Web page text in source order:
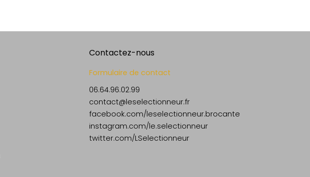
Contactez-nous
Formulaire de contact
06.64.96.02.99
contact@leselectionneur.fr
facebook.com/leselectionneur.brocante
instagram.com/le.selectionneur
twitter.com/LSelectionneur